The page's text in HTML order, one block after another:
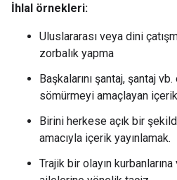
İhlal örnekleri:
Uluslararası veya dini
zorbalık yapma
Başkalarını şantaj, şantaj
sömürmeyi amaçlayan
Birini herkese açık bir
amacıyla içerik yayınlamak.
Trajik bir olayın